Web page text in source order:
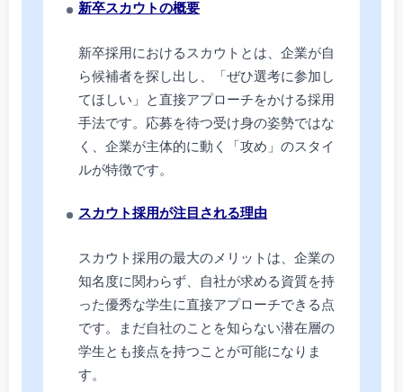
新卒スカウトの概要
新卒採用におけるスカウトとは、企業が自
ら候補者を探し出し、「ぜひ選考に参加し
てほしい」と直接アプローチをかける採用
手法です。応募を待つ受け身の姿勢ではな
く、企業が主体的に動く「攻め」のスタイ
ルが特徴です。
スカウト採用が注目される理由
スカウト採用の最大のメリットは、企業の
知名度に関わらず、自社が求める資質を持
った優秀な学生に直接アプローチできる点
です。まだ自社のことを知らない潜在層の
学生とも接点を持つことが可能になりま
す。